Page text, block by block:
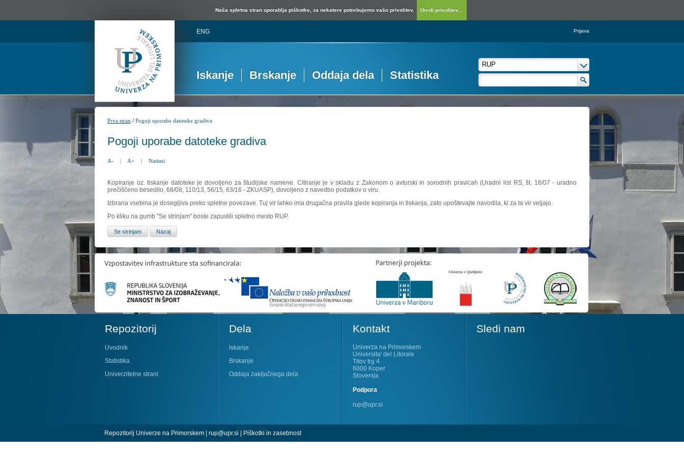
Naša spletna stran uporablja piškotke, za nekatere potrebujemo vašo privolitev. Uredi privolitev...
ENG Prijava
Iskanje Brskanje Oddaja dela Statistika
Prva stran /Pogoji uporabe datoteke gradiva
Pogoji uporabe datoteke gradiva
A- | A+ | Natisni
Kopiranje oz. tiskanje datoteke je dovoljeno za študijske namene. Citiranje je v skladu z Zakonom o avtorski in sorodnih pravicah (Uradni list RS, št. 16/07 - uradno
prečiščeno besedilo, 68/08, 110/13, 56/15, 63/16 - ZKUASP), dovoljeno z navedbo podatkov o viru.
Izbrana vsebina je dosegljiva preko spletne povezave. Tuj vir lahko ima drugačna pravila glede kopiranja in tiskanja, zato upoštevajte navodila, ki za ta vir veljajo.
Po kliku na gumb "Se strinjam" boste zapustili spletno mesto RUP.
Repozitorij
Uvodnik
Statistika
Univerzitetne strani
Dela
Iskanje
Brskanje
Oddaja zaključnega dela
Kontakt
Univerza na Primorskem
Universita' del Litorale
Titov trg 4
6000 Koper
Slovenija
Podpora
rup@upr.si
Sledi nam
Repozitorij Univerze na Primorskem | rup@upr.si | Piškotki in zasebnost